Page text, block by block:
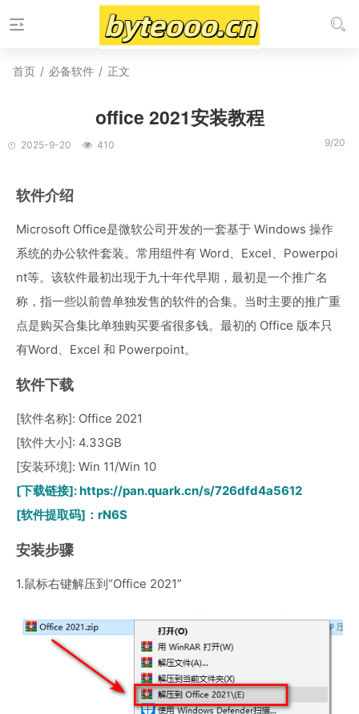
首页 / 必备软件 / 正文
office 2021安装教程
2025-9-20 410 9/20
软件介绍
Microsoft Office是微软公司开发的一套基于 Windows 操作
系统的办公软件套装。常用组件有 Word、Excel、Powerpoi
nt等。该软件最初出现于九十年代早期，最初是一个推广名
称，指一些以前曾单独发售的软件的合集。当时主要的推广重
点是购买合集比单独购买要省很多钱。最初的 Office 版本只
有Word、Excel 和 Powerpoint。
软件下载
[软件名称]: Office 2021
[软件大小]: 4.33GB
[安装环境]: Win 11/Win 10
[下载链接]:https://pan.quark.cn/s/726dfd4a5612
[软件提取码]：rN6S
安装步骤
1.鼠标右键解压到“Office 2021”